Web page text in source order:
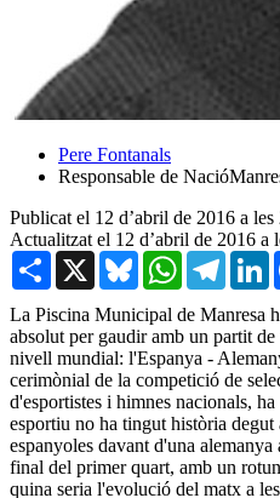
Pere Fontanals
Responsable de
Publicat el 12 d’abril de 2016 a les
Actualitzat el 12 d’abril de 2016 a
Share X BlueskyWhatsApp
La Piscina Municipal de Manresa
absolut per gaudir amb un partit
nivell mundial: l'Espanya -
cerimònial de la competició de
d'esportistes i himnes nacionals,
esportiu no ha tingut història
espanyoles davant d'una
final del primer quart, amb un
quina seria l'evolució del matx a